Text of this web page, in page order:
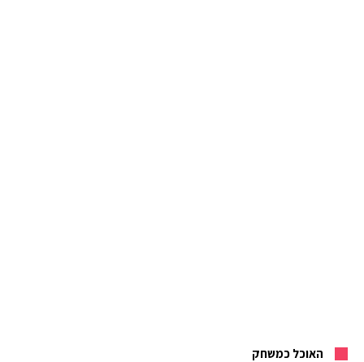
האוכל כמשחק